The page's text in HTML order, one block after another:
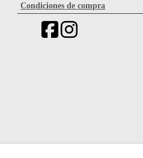
Condiciones de compra